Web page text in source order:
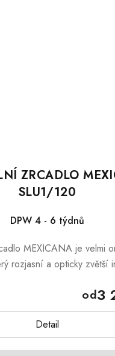
ZRCADLO
SLU1/120
DPW 4 - 6 týdnů
od3
Detail
MEXICANA je velmi
rozjasní a opticky zvětší
přírodním voskem